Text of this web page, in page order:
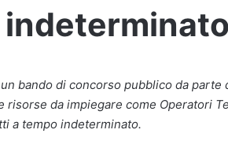
un bando di concorso pubblico da
risorse da impiegare come Operatori
a tempo indeterminato.